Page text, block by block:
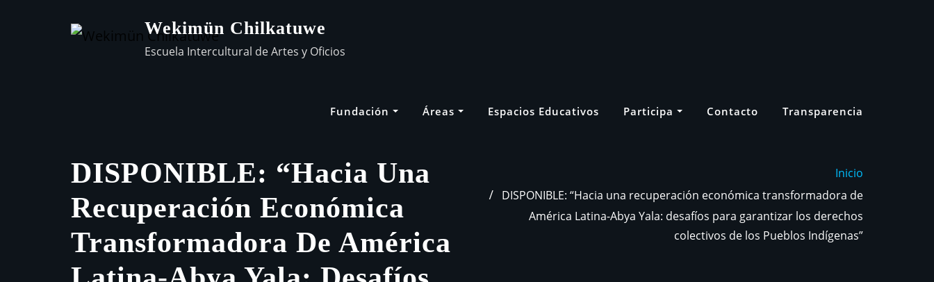
Wekimün Chilkatuwe
Escuela Intercultural de Artes y Oficios
Fundación Áreas Espacios Educativos Participa Contacto Transparencia
DISPONIBLE: “Hacia Una
Recuperación Económica
Transformadora De América
Inicio
DISPONIBLE: “Hacia una recuperación económica transformadora de
América Latina-Abya Yala: desafíos para garantizar los derechos
colectivos de los Pueblos Indígenas”